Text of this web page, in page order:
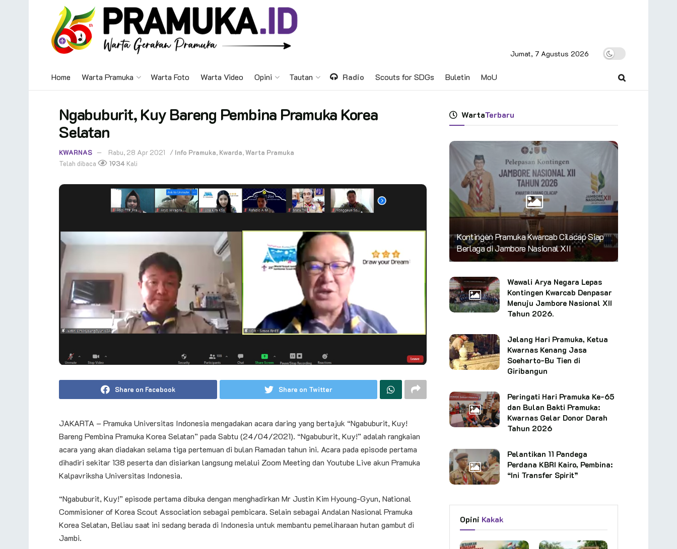
Jumat, 7 Agustus 2026
Home Warta Pramuka Warta Foto Warta Video Opini Tautan Radio Scouts for SDGs Buletin MoU
Ngabuburit, Kuy Bareng Pembina Pramuka Korea
Selatan
KWARNAS Rabu, 28 Apr 2021 / Info Pramuka, Kwarda,Warta Pramuka
Telah dibaca
1934 Kali
Share on Facebook Share on Twitter
JAKARTA – Pramuka Universitas Indonesia mengadakan acara daring yang bertajuk “Ngabuburit, Kuy!
Bareng Pembina Pramuka Korea Selatan” pada Sabtu (24/04/2021). “Ngabuburit, Kuy!” adalah rangkaian
acara yang akan diadakan selama tiga pertemuan di bulan Ramadan tahun ini. Acara pada episode pertama
dihadiri sekitar 138 peserta dan disiarkan langsung melalui Zoom Meeting dan Youtube Live akun Pramuka
Kalpavriksha Universitas Indonesia.
“Ngabuburit, Kuy!” episode pertama dibuka dengan menghadirkan Mr Justin Kim Hyoung-Gyun, National
Commisioner of Korea Scout Association sebagai pembicara. Selain sebagai Andalan Nasional Pramuka
Korea Selatan, Beliau saat ini sedang berada di Indonesia untuk membantu pemeliharaan hutan gambut di
Jambi.
WartaTerbaru
Kontingen Pramuka Kwarcab Cilacap Siap
Berlaga di Jambore Nasional XII
Wawali Arya Negara Lepas
Kontingen Kwarcab Denpasar
Menuju Jambore Nasional XII
Tahun 2026.
Jelang Hari Pramuka, Ketua
Kwarnas Kenang Jasa
Soeharto-Bu Tien di
Giribangun
Peringati Hari Pramuka Ke-65
dan Bulan Bakti Pramuka:
Kwarnas Gelar Donor Darah
Tahun 2026
Pelantikan 11 Pandega
Perdana KBRI Kairo, Pembina:
“Ini Transfer Spirit”
Opini Kakak